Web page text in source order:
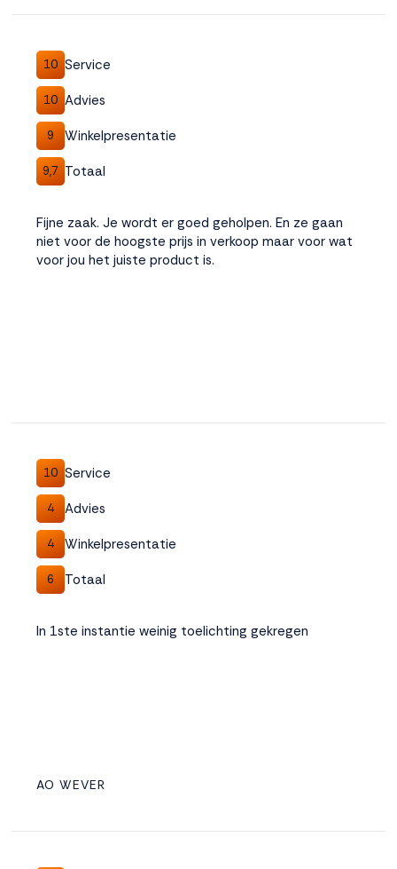
10 Service
10 Advies
9 Winkelpresentatie
9,7 Totaal
Fijne zaak. Je wordt er goed geholpen. En ze gaan
niet voor de hoogste prijs in verkoop maar voor wat
voor jou het juiste product is.
10 Service
4 Advies
4 Winkelpresentatie
6 Totaal
In 1ste instantie weinig toelichting gekregen
AO WEVER